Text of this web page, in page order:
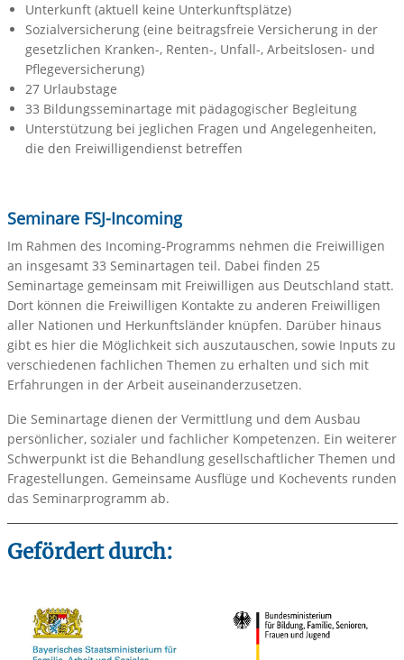
Unterkunft (aktuell keine Unterkunftsplätze)
Sozialversicherung (eine beitragsfreie Versicherung in der
gesetzlichen Kranken-, Renten-, Unfall-, Arbeitslosen- und
Pflegeversicherung)
27 Urlaubstage
33 Bildungsseminartage mit pädagogischer Begleitung
Unterstützung bei jeglichen Fragen und Angelegenheiten,
die den Freiwilligendienst betreffen
Seminare FSJ-Incoming
Im Rahmen des Incoming-Programms nehmen die Freiwilligen
an insgesamt 33 Seminartagen teil. Dabei finden 25
Seminartage gemeinsam mit Freiwilligen aus Deutschland statt.
Dort können die Freiwilligen Kontakte zu anderen Freiwilligen
aller Nationen und Herkunftsländer knüpfen. Darüber hinaus
gibt es hier die Möglichkeit sich auszutauschen, sowie Inputs zu
verschiedenen fachlichen Themen zu erhalten und sich mit
Erfahrungen in der Arbeit auseinanderzusetzen.
Die Seminartage dienen der Vermittlung und dem Ausbau
persönlicher, sozialer und fachlicher Kompetenzen. Ein weiterer
Schwerpunkt ist die Behandlung gesellschaftlicher Themen und
Fragestellungen. Gemeinsame Ausflüge und Kochevents runden
das Seminarprogramm ab.
Gefördert durch: